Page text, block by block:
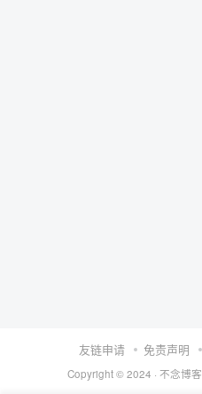
友链申请 免责声明
Copyright © 2024 · 不念博客